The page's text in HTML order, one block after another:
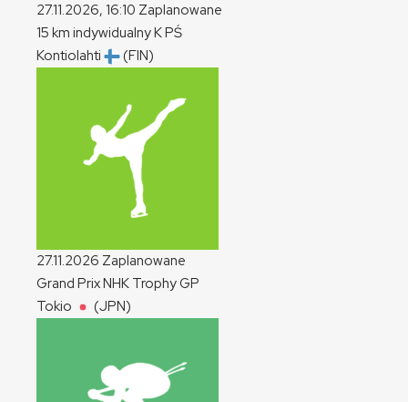
27.11.2026, 16:10 Zaplanowane
15 km indywidualnyKPŚ
Kontiolahti
(FIN)
27.11.2026 Zaplanowane
Grand Prix NHK TrophyGP
Tokio
(JPN)